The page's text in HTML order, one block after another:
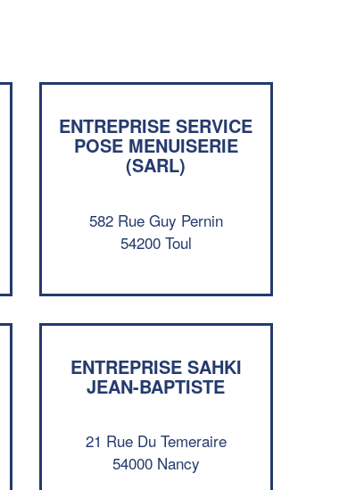
ENTREPRISE SERVICE
POSE MENUISERIE
(SARL)
582 Rue Guy Pernin
54200 Toul
ENTREPRISE SAHKI
JEAN-BAPTISTE
21 Rue Du Temeraire
54000 Nancy
✕
professionnel ?
Augmentez votrechiffre d'affaires
vos
tout en gagnant de
En savoir plus